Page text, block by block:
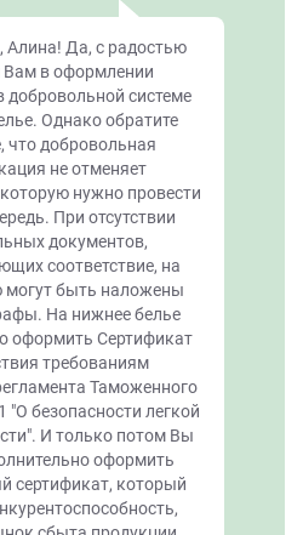
Алина! Да, с радостью
в оформлении
добровольной системе
Однако обратите
что добровольная
не отменяет
нужно провести
При отсутствии
документов,
соответствие, на
могут быть наложены
На нижнее белье
оформить Сертификат
требованиям
Таможенного
безопасности легкой
И только потом Вы
оформить
сертификат, который